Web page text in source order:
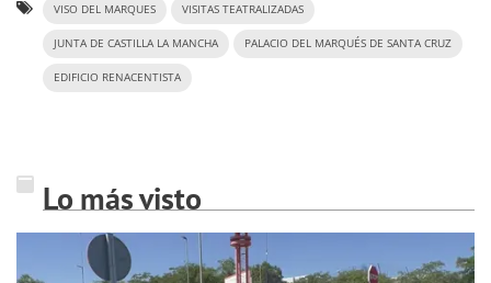
VISO DEL MARQUES VISITAS TEATRALIZADAS
JUNTA DE CASTILLA LA MANCHA PALACIO DEL MARQUÉS DE SANTA CRUZ
EDIFICIO RENACENTISTA
Lo más visto